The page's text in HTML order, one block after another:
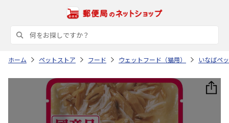
ホーム ペットストア フード ウェットフード（猫用） いなばペ